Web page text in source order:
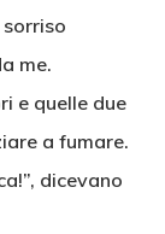
me.
e quelle due
a fumare.
dicevano